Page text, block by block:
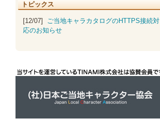
トピックス
[12/07] ご当地キャラカタログのHTTPS接続対
応のお知らせ